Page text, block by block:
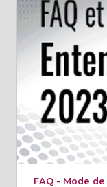
FAQ - Mode